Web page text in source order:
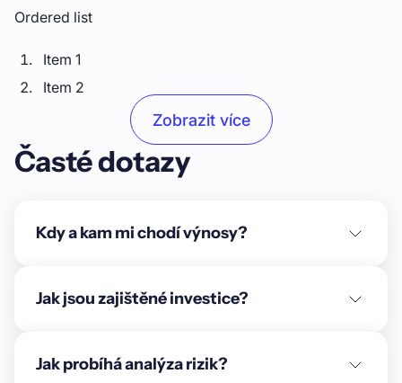
Ordered list
Item 1
Item 2
Unordered list
Item B
Text link
Emphasis
Zobrazit více
Časté dotazy
Kdy a kam mi chodí výnosy?
Jak jsou zajištěné investice?
Jak probíhá analýza rizik?